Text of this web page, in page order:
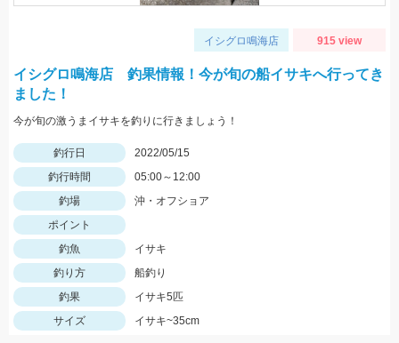
イシグロ鳴海店 915 view
イシグロ鳴海店 釣果情報！今が旬の船イサキへ行ってき
ました！
今が旬の激うまイサキを釣りに行きましょう！
釣行日
2022/05/15
釣行時間
05:00～12:00
釣場
沖・オフショア
ポイント
釣魚
イサキ
釣り方
船釣り
釣果
イサキ5匹
サイズ
イサキ~35cm